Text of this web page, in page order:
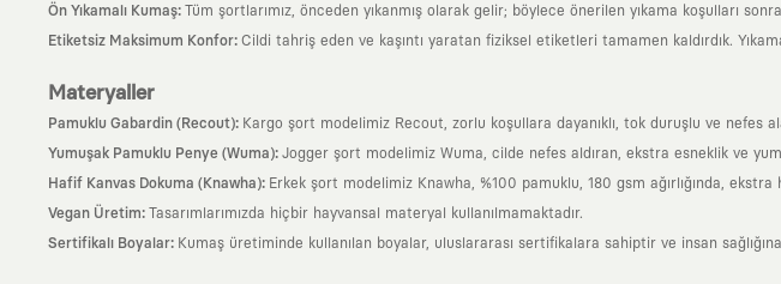
Ön Yıkamalı Kumaş: Tüm şortlarımız, önceden yıkanmış olarak gelir; böylece önerilen yıkama koşulları
Etiketsiz Maksimum Konfor: Cildi tahriş eden ve kaşıntı yaratan fiziksel etiketleri tamamen kaldırdık.
Materyaller
Pamuklu Gabardin (Recout): Kargo şort modelimiz Recout, zorlu koşullara dayanıklı, tok duruşlu ve nefes
Yumuşak Pamuklu Penye (Wuma): Jogger şort modelimiz Wuma, cilde nefes aldıran, ekstra esneklik ve
Hafif Kanvas Dokuma (Knawha): Erkek şort modelimiz Knawha, %100 pamuklu, 180 gsm ağırlığında,
Vegan Üretim: Tasarımlarımızda hiçbir hayvansal materyal kullanılmamaktadır.
Sertifikalı Boyalar: Kumaş üretiminde kullanılan boyalar, uluslararası sertifikalara sahiptir ve insan